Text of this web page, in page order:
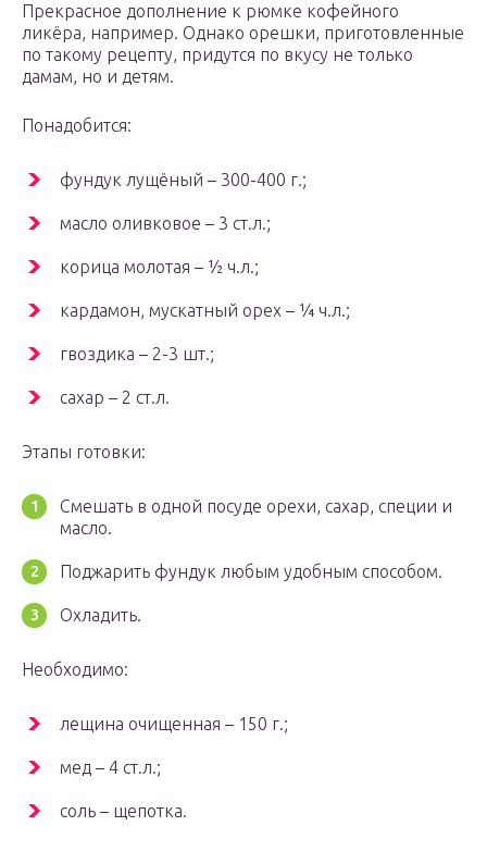
Прекрасное дополнение к рюмке кофейного
ликёра, например. Однако орешки, приготовленные
по такому рецепту, придутся по вкусу не только
дамам, но и детям.
Понадобится:
фундук лущёный – 300-400 г.;
масло оливковое – 3 ст.л.;
корица молотая – ½ ч.л.;
кардамон, мускатный орех – ¼ ч.л.;
гвоздика – 2-3 шт.;
сахар – 2 ст.л.
Этапы готовки:
Смешать в одной посуде орехи, сахар, специи и
масло.
Поджарить фундук любым удобным способом.
Охладить.
Необходимо:
лещина очищенная – 150 г.;
мед – 4 ст.л.;
соль – щепотка.